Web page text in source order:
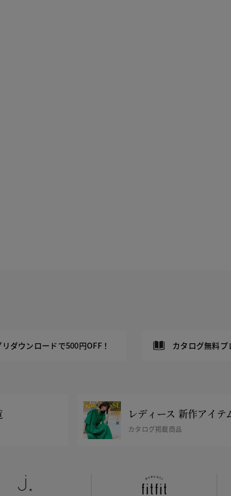
リダウンロードで500円OFF！ カタログ無料プ
レディース 新作アイテ
カタログ掲載商品